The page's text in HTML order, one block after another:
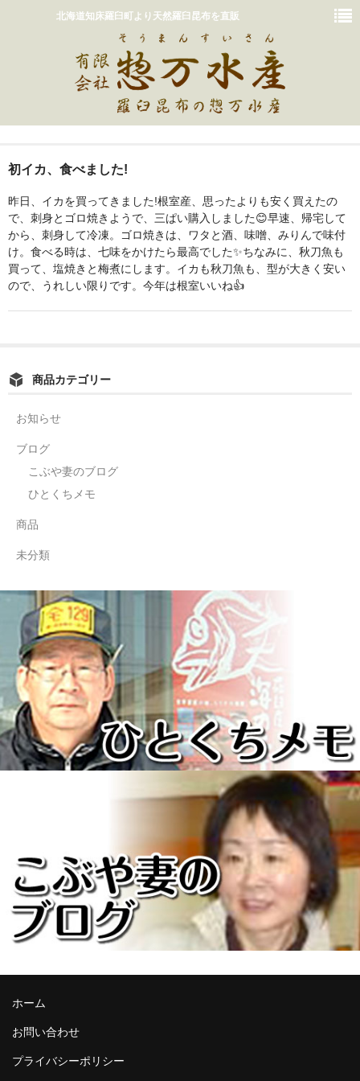
北海道知床羅臼町より天然羅臼昆布を直販
販売商品一覧
カート
惣万水産って？
初イカ、食べました!
昨日、イカを買ってきました!根室産、思ったよりも安く買えたの
で、刺身とゴロ焼きようで、三ぱい購入しました😊早速、帰宅して
から、刺身して冷凍。ゴロ焼きは、ワタと酒、味噌、みりんで味付
け。食べる時は、七味をかけたら最高でした✨ちなみに、秋刀魚も
買って、塩焼きと梅煮にします。イカも秋刀魚も、型が大きく安い
ので、うれしい限りです。今年は根室いいね👍️
商品カテゴリー
お知らせ
ブログ
こぶや妻のブログ
ひとくちメモ
商品
未分類
ホーム
お問い合わせ
プライバシーポリシー